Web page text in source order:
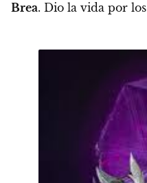
Brea. Dio la vida por los